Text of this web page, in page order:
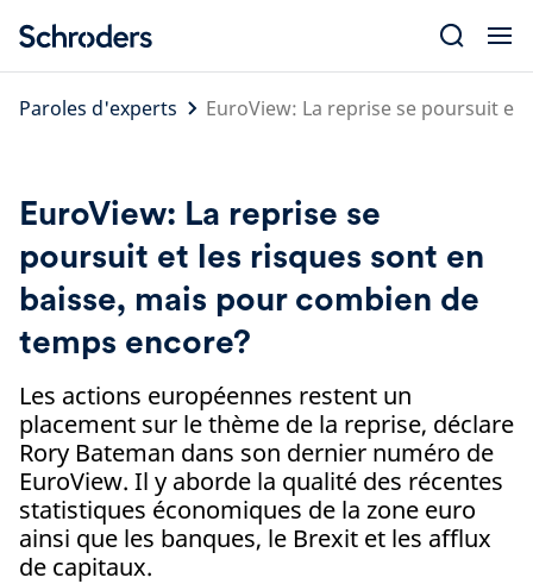
content
Paroles d'experts
EuroView: La reprise se poursuit et
EuroView: La reprise se
poursuit et les risques sont en
baisse, mais pour combien de
temps encore?
Les actions européennes restent un
placement sur le thème de la reprise, déclare
Rory Bateman dans son dernier numéro de
EuroView. Il y aborde la qualité des récentes
statistiques économiques de la zone euro
ainsi que les banques, le Brexit et les afflux
de capitaux.